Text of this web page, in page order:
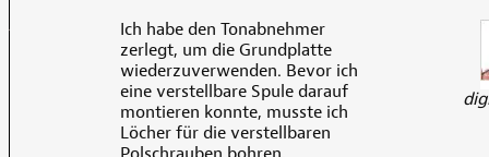
Ich habe den Tonabnehmer
zerlegt, um die Grundplatte
wiederzuverwenden. Bevor ich
eine verstellbare Spule darauf
montieren konnte, musste ich
Löcher für die verstellbaren